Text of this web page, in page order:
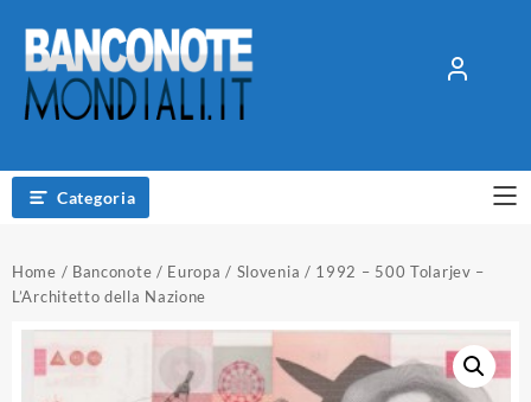
contenuto
Categoria
Home / Banconote / Europa / Slovenia / 1992 – 500 Tolarjev –
L’Architetto della Nazione